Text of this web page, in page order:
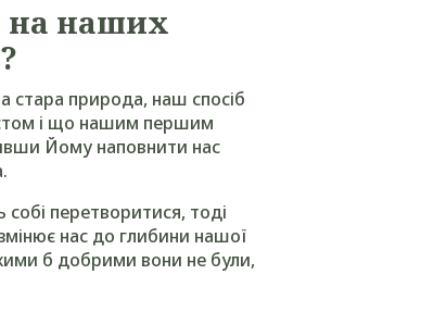
на наших
стара природа, наш спосіб
і що нашим першим
Йому наповнити нас
перетворитися, тоді
нас до глибини нашої
б добрими вони не були,